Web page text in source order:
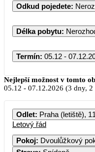
Odkud pojedete:
Délka pobytu:
Termín: 05.12 -
PO ÚT
Nejlepší možnost v tomto
05.12 - 07.12.2026 (3 dny, 2
Odlet: Praha (letiště),
Letový řád
Pokoj: Dvoulůžkový